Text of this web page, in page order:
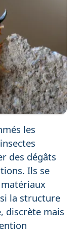
les
des dégâts
Ils se
la structure
discrète mais